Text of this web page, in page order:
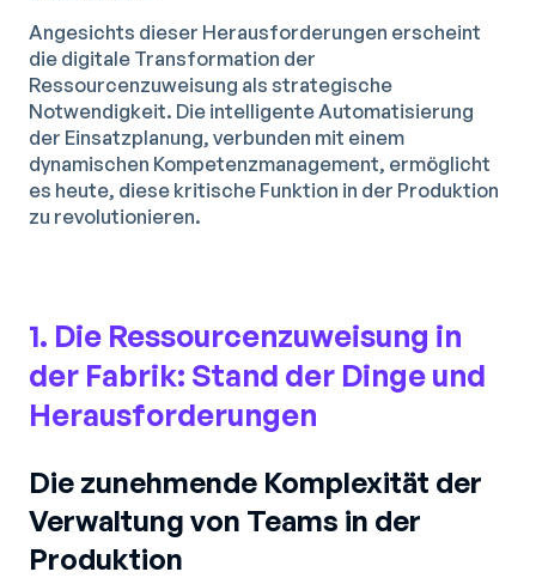
Angesichts dieser Herausforderungen erscheint
die digitale Transformation der
Ressourcenzuweisung als strategische
Notwendigkeit. Die intelligente Automatisierung
der Einsatzplanung, verbunden mit einem
dynamischen Kompetenzmanagement, ermöglicht
es heute, diese kritische Funktion in der Produktion
zu revolutionieren.
1. Die Ressourcenzuweisung in
der Fabrik: Stand der Dinge und
Herausforderungen
Die zunehmende Komplexität der
Verwaltung von Teams in der
Produktion